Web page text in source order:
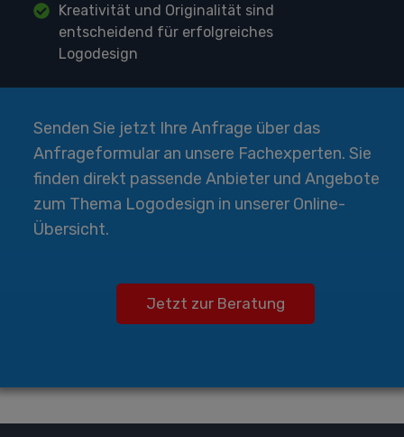
Kreativität und Originalität sind
entscheidend für erfolgreiches
Logodesign
Senden Sie jetzt Ihre Anfrage über das
Anfrageformular an unsere Fachexperten. Sie
finden direkt passende Anbieter und Angebote
zum Thema Logodesign in unserer Online-
Übersicht.
Jetzt zur Beratung